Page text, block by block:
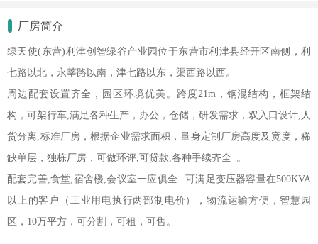
厂房简介
绿天使(东营)利津创智绿谷产业园位于东营市利津县经开区南侧，利
七路以北，永莘路以南，津七路以东，渠西路以西。
周边配套设置齐全，园区环境优美。跨度21m，钢混结构，框架结
构，可架行车,满足各种生产，办公，仓储，研发需求，双入口设计,人
货分离,标准厂房，根据企业需求面积，量身定制厂房高度及宽度，稀
缺单层，独栋厂房，可做环评,可贷款,各种手续齐全 。
配套完善,食堂,宿舍楼,会议室一应俱全 可满足变压器容量在500KVA
以上的客户（工业用电执行两部制电价），物流运输方便，智慧园
区，10万平方，可分割，可租，可售。